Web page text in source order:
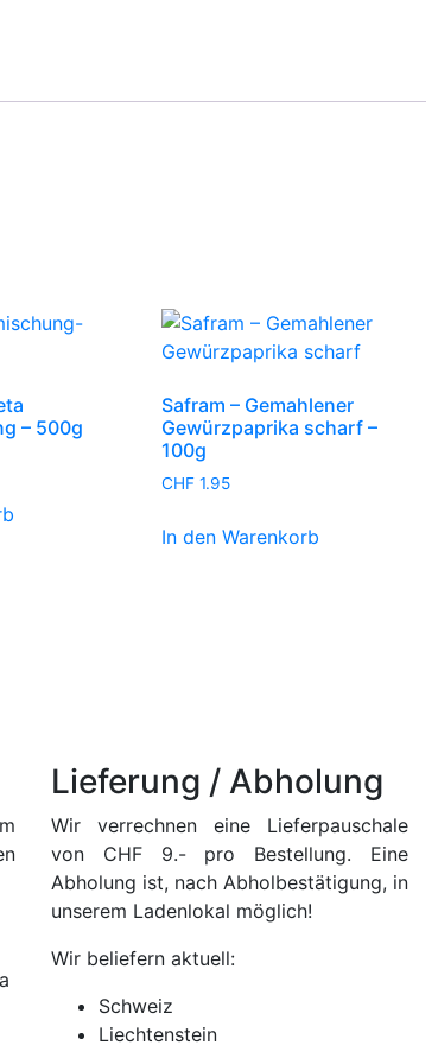
– 500g
Safram – Gemahlener
Gewürzpaprika scharf –
100g
CHF 1.95
In den Warenkorb
Lieferung / Abholung
Wir verrechnen eine Lieferpauschale
von CHF 9.- pro Bestellung. Eine
Abholung ist, nach Abholbestätigung, in
unserem Ladenlokal möglich!
Wir beliefern aktuell:
Schweiz
Liechtenstein